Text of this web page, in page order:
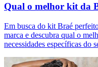
Qual o melhor kit da
Em busca do kit Braé
marca e descubra qual o
necessidades específicas do